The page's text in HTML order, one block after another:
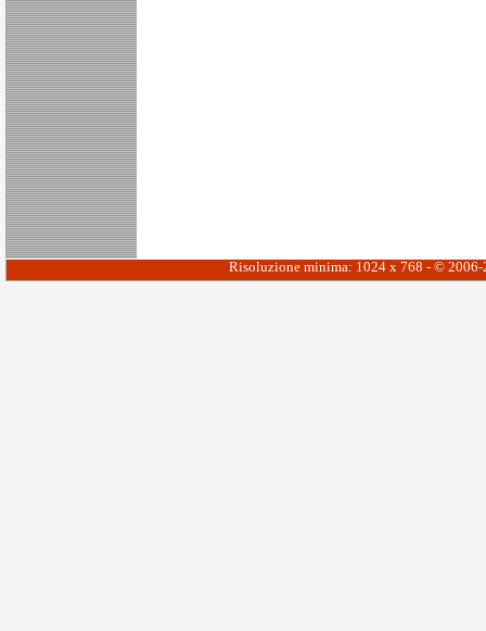
Risoluzione minima: 1024 x 768 - ©